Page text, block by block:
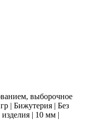
выборочное
| Бижутерия | Без
| 10 мм |